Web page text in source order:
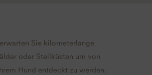
Sie kilometerlange
oder Steilküsten um von
Hund entdeckt zu werden.